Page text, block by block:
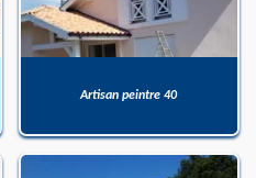
Artisan peintre 40